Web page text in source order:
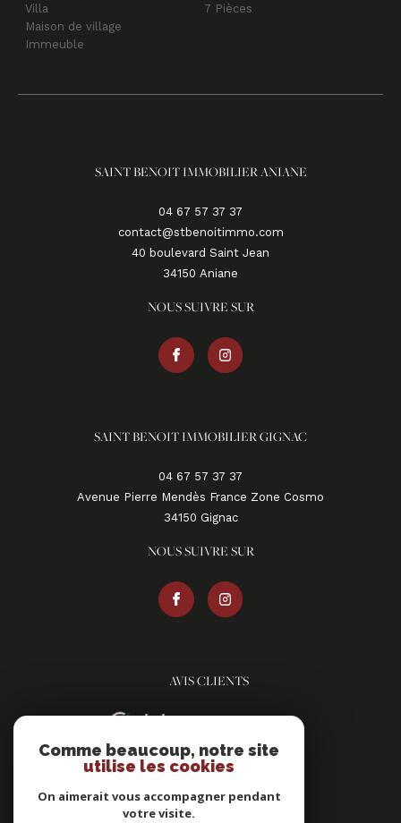
Villa
Maison de village
Immeuble
7 Pièces
SAINT BENOIT IMMOBILIER ANIANE
04 67 57 37 37
contact@stbenoitimmo.com
40 boulevard Saint Jean
34150
aniane
NOUS SUIVRE SUR
SAINT BENOIT IMMOBILIER GIGNAC
04 67 57 37 37
Avenue Pierre Mendès France Zone Cosmo
34150
gignac
NOUS SUIVRE SUR
AVIS CLIENTS
ADHÉRENTS
Comme beaucoup, notre site
utilise les cookies
On aimerait vous accompagner pendant
votre visite.